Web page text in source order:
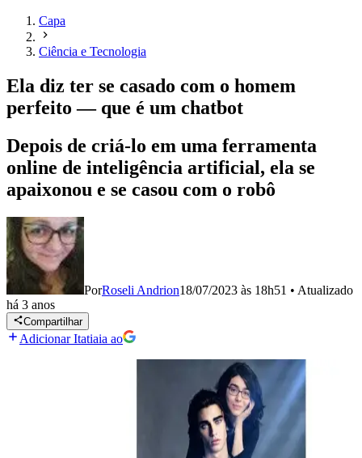
Capa
Ciência e Tecnologia
Ela diz ter se casado com o homem
perfeito — que é um chatbot
Depois de criá-lo em uma ferramenta
online de inteligência artificial, ela se
apaixonou e se casou com o robô
PorRoseli Andrion18/07/2023 às 18h51 • Atualizado
há 3 anos
Compartilhar
Adicionar Itatiaia ao